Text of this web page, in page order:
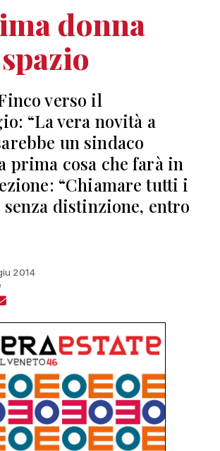
donna
verso il
“La vera novità a
un sindaco
prima cosa che farà in
“Chiamare tutti i
distinzione, entro
2014